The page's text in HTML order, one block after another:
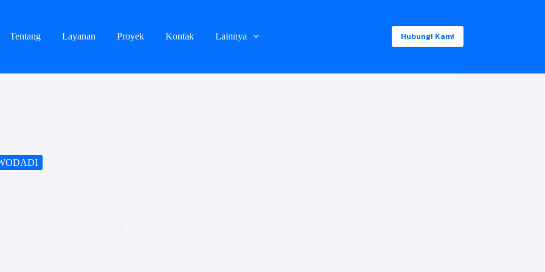
Tentang Layanan Proyek Kontak Lainnya Hubungi Kami